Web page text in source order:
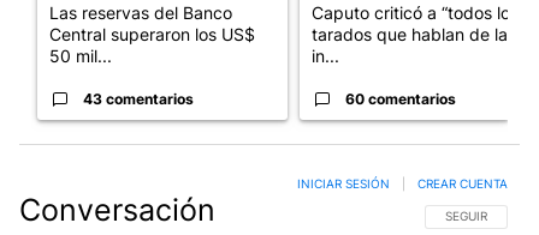
Las reservas del Banco
Central superaron los US$
50 mil...
43 comentarios
Caputo criticó a “todos los
tarados que hablan de la
in...
60 comentarios
Conversación SIGA ESTA
SEGUIR
INICIAR SESIÓN CREAR CUENTA